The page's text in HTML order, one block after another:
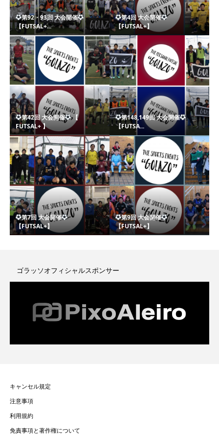
第92・93回 大会開催
【FUTSAL+...
第4回 大会開催
【FUTSAL+】
第42回 大会開催
【
FUTSAL+ 】
第148,149回 大会開催
【FUTSA...
第7回 大会開催
【FUTSAL+】
第9回 大会開催
【FUTSAL+】
ゴラッソオフィシャルスポンサー
キャンセル規定
注意事項
利用規約
免責事項と著作権について